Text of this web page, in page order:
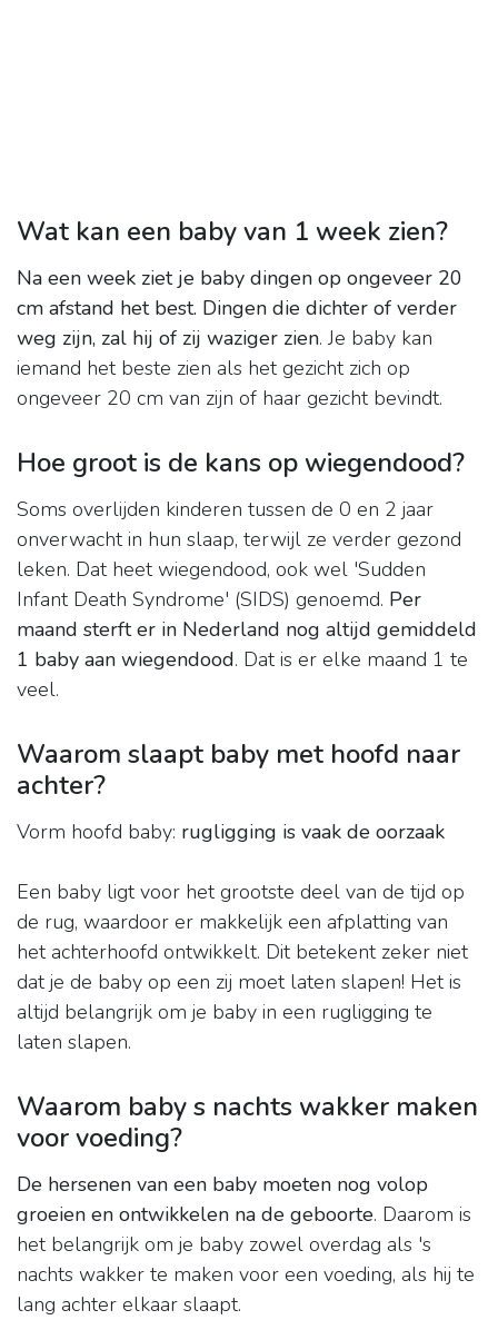
Wat kan een baby van 1 week zien?
Na een week ziet je baby dingen op ongeveer 20
cm afstand het best. Dingen die dichter of verder
weg zijn, zal hij of zij waziger zien. Je baby kan
iemand het beste zien als het gezicht zich op
ongeveer 20 cm van zijn of haar gezicht bevindt.
Hoe groot is de kans op wiegendood?
Soms overlijden kinderen tussen de 0 en 2 jaar
onverwacht in hun slaap, terwijl ze verder gezond
leken. Dat heet wiegendood, ook wel 'Sudden
Infant Death Syndrome' (SIDS) genoemd. Per
maand sterft er in Nederland nog altijd gemiddeld
1 baby aan wiegendood. Dat is er elke maand 1 te
veel.
Waarom slaapt baby met hoofd naar
achter?
Vorm hoofd baby: rugligging is vaak de oorzaak
Een baby ligt voor het grootste deel van de tijd op
de rug, waardoor er makkelijk een afplatting van
het achterhoofd ontwikkelt. Dit betekent zeker niet
dat je de baby op een zij moet laten slapen! Het is
altijd belangrijk om je baby in een rugligging te
laten slapen.
Waarom baby s nachts wakker maken
voor voeding?
De hersenen van een baby moeten nog volop
groeien en ontwikkelen na de geboorte. Daarom is
het belangrijk om je baby zowel overdag als 's
nachts wakker te maken voor een voeding, als hij te
lang achter elkaar slaapt.